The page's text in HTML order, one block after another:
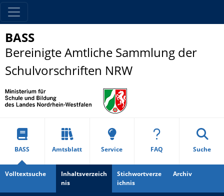
BASS
Bereinigte Amtliche Sammlung der
Schulvorschriften NRW
BASS Amtsblatt Service FAQ Suche
Volltextsuche
Inhaltsverzeich
nis
Stichwortverze
ichnis
Archiv